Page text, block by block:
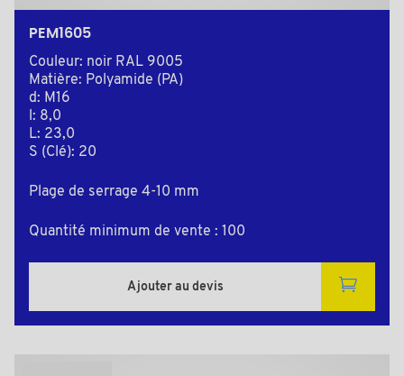
PEM1605
Couleur: noir RAL 9005
Matière: Polyamide (PA)
d: M16
l: 8,0
L: 23,0
S (Clé): 20
Plage de serrage 4-10 mm
Quantité minimum de vente : 100
Ajouter au devis